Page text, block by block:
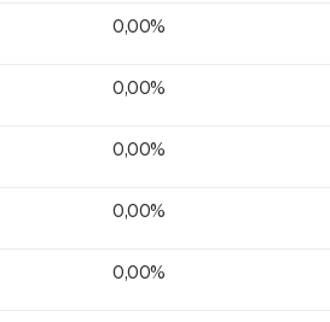
0,00%
0,00%
0,00%
0,00%
0,00%